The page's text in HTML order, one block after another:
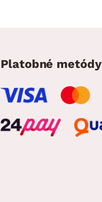
Platobné metódy